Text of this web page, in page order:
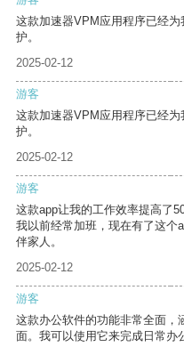
这款加速器VPM应用程序已经
护。
2025-02-12
游客
这款加速器VPM应用程序已经
护。
2025-02-12
游客
这款app让我的工作效率提高了
我以前经常加班，现在有了这个
伴家人。
2025-02-12
游客
这款办公软件的功能非常全面，
面。我可以使用它来完成日常办